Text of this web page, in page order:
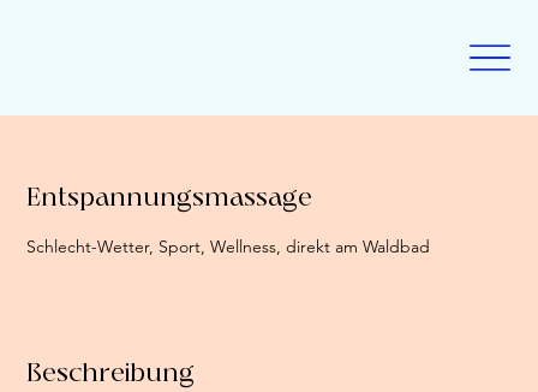
Entspannungsmassage
Schlecht-Wetter, Sport, Wellness, direkt am Waldbad
Beschreibung